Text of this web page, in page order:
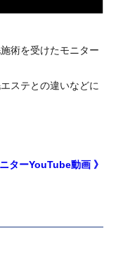
術を受けたモニター
ステとの違いなどに
ターYouTube動画 》